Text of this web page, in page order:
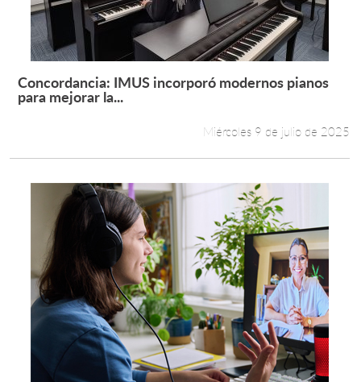
Leer más +
Concordancia: IMUS incorporó modernos pianos
para mejorar la...
Miércoles 9 de julio de 2025